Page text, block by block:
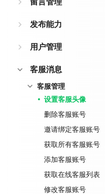
发布能力
用户管理
客服消息
客服管理
设置客服头像
删除客服账号
邀请绑定客服账号
获取所有客服账号
添加客服账号
获取在线客服列表
修改客服账号